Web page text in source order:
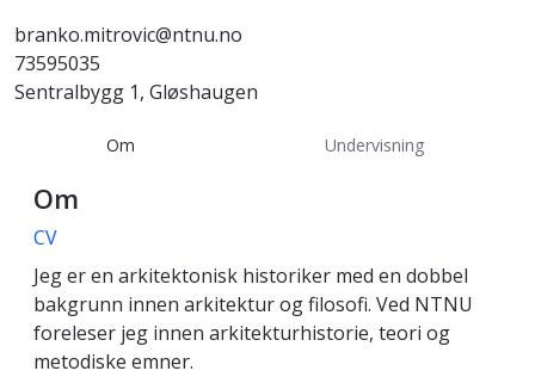
branko.mitrovic@ntnu.no
73595035
Sentralbygg 1, Gløshaugen
Om Undervisning
Om
CV
Jeg er en arkitektonisk historiker med en dobbel
bakgrunn innen arkitektur og filosofi. Ved NTNU
foreleser jeg innen arkitekturhistorie, teori og
metodiske emner.